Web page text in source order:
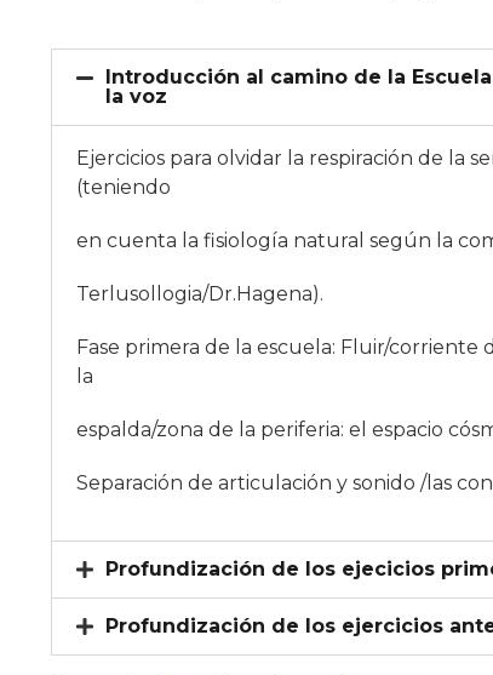
Introducción al camino de la
la voz
Ejercicios para olvidar la respiración de la
(teniendo
en cuenta la fisiología natural según la
Terlusollogia/Dr.Hagena).
Fase primera de la escuela: Fluir/corriente
la
espalda/zona de la periferia: el espacio
Separación de articulación y sonido /las
Profundización de los ejecicios
Profundización de los ejercicios